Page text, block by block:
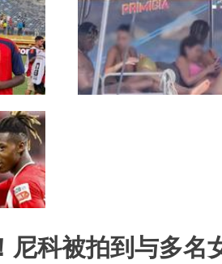
尼科被拍到与多名